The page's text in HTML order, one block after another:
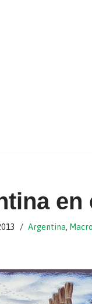
en
Argentina,